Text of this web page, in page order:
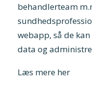
behandlerteam
webapp, så de
data og
Læs mere her